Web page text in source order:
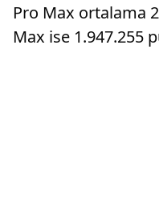
Pro Max ortalama
Max ise 1.947.255